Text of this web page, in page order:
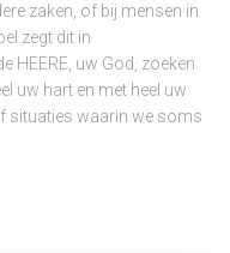
zaken, of bij mensen in
zegt dit in
HEERE, uw God, zoeken
uw hart en met heel uw
situaties waarin we soms